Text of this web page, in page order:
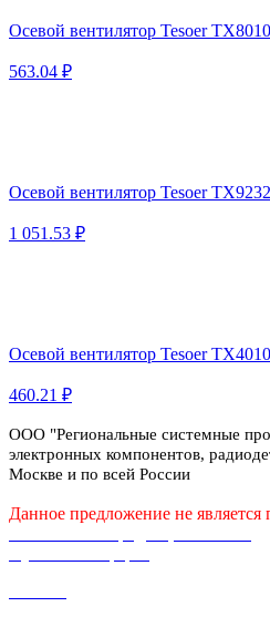
Осевой вентилятор Tesoer
563.04 ₽
Осевой вентилятор Tesoer
1 051.53 ₽
Осевой вентилятор Tesoer
460.21 ₽
ООО "Региональные системные
электронных компонентов,
Москве и по всей России
Данное предложение не